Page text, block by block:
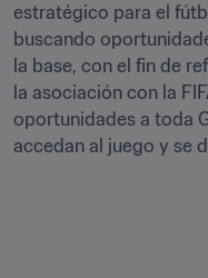
estratégico para el
buscando
la base, con el fin de
la asociación con la
oportunidades a toda
accedan al juego y se